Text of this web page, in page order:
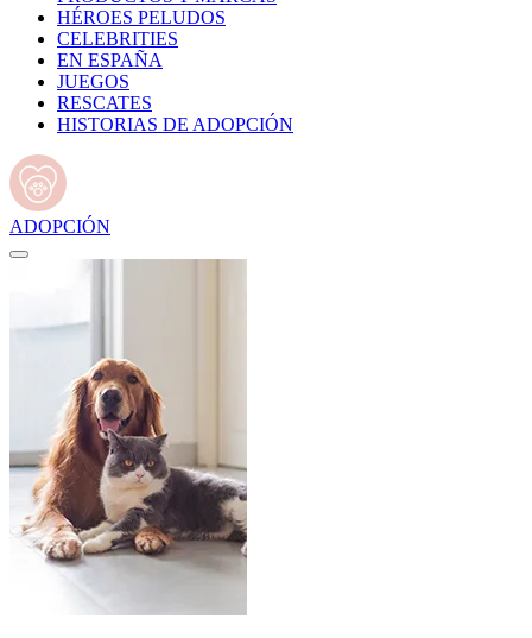
HÉROES PELUDOS
CELEBRITIES
EN ESPAÑA
JUEGOS
RESCATES
HISTORIAS DE ADOPCIÓN
ADOPCIÓN